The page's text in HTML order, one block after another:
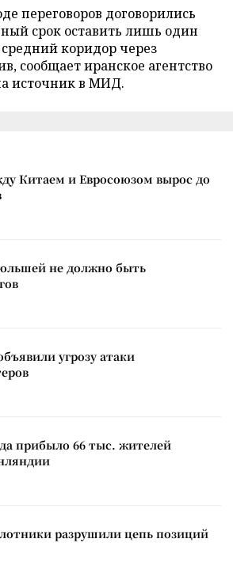
переговоров договорились
срок оставить лишь один
коридор через
сообщает иранское агентство
источник в МИД.
Китаем и Евросоюзом вырос до
не должно быть
угрозу атаки
прибыло 66 тыс. жителей
разрушили цепь позиций